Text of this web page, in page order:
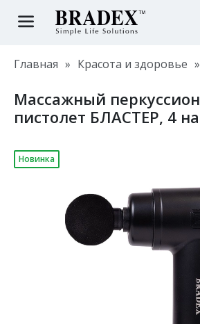
Главная » Красота и здоровье »
Массажный
пистолет БЛАСТЕР, 4
Новинка